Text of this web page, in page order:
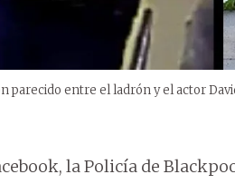
parecido entre el ladrón y el actor
la Policía de